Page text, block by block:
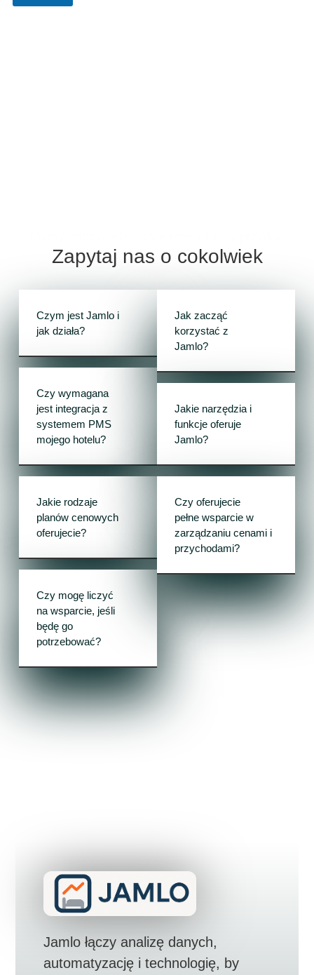
Zapytaj nas o cokolwiek
Czym jest Jamlo i
jak działa?
Czy wymagana
jest integracja z
systemem PMS
mojego hotelu?
Jakie rodzaje
planów cenowych
oferujecie?
Czy mogę liczyć
na wsparcie, jeśli
będę go
potrzebować?
Jak zacząć
korzystać z
Jamlo?
Jakie narzędzia i
funkcje oferuje
Jamlo?
Czy oferujecie
pełne wsparcie w
zarządzaniu cenami i
przychodami?
Jamlo łączy analizę danych,
automatyzację i technologię, by